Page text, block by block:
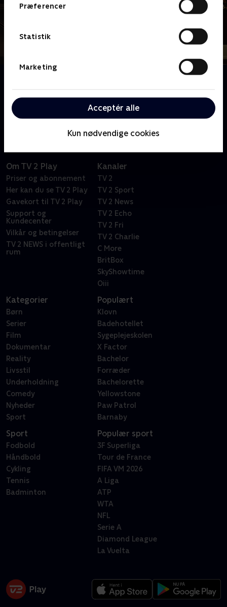
Præferencer
Statistik
Marketing
Acceptér alle
Kun nødvendige cookies
ægteskab drager en elsket country pop-duo på
genforeningsturné rundt i Europa
Om TV 2 Play
Priser og abonnement
Her kan du se TV 2 Play
Gavekort til TV 2 Play
Support og
Kundecenter
Vilkår og betingelser
TV 2 NEWS i offentligt
rum
Kanaler
TV 2
TV 2 Sport
TV 2 News
TV 2 Echo
TV 2 Fri
TV 2 Charlie
C More
BritBox
SkyShowtime
Oiii
Kategorier
Børn
Serier
Film
Dokumentar
Reality
Livsstil
Underholdning
Comedy
Nyheder
Sport
Populært
Klovn
Badehotellet
Sygeplejeskolen
X Factor
Bachelor
Forræder
Bachelorette
Yellowstone
Paw Patrol
Barnaby
Sport
Fodbold
Håndbold
Cykling
Tennis
Badminton
Populær sport
3F Superliga
Tour de France
FIFA VM 2026
A Liga
ATP
WTA
NFL
Serie A
Diamond League
La Vuelta